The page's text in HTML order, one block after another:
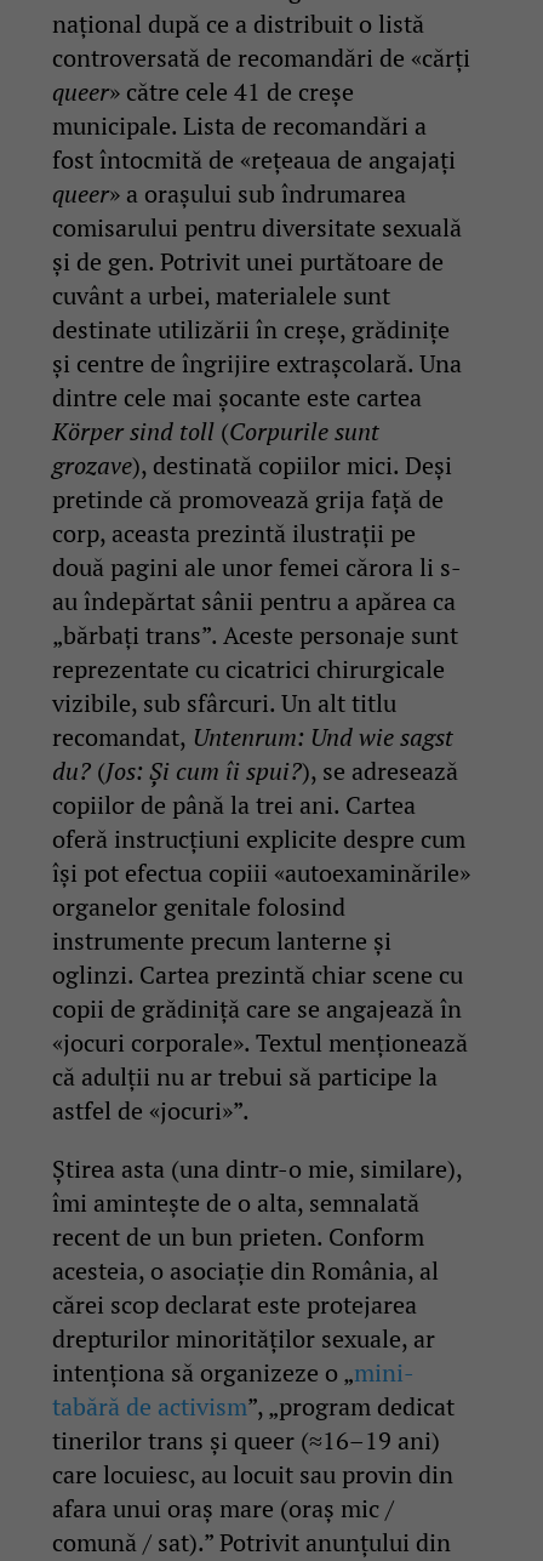
național după ce a distribuit o listă
controversată de recomandări de «cărți
queer» către cele 41 de creșe
municipale. Lista de recomandări a
fost întocmită de «rețeaua de angajați
queer» a orașului sub îndrumarea
comisarului pentru diversitate sexuală
și de gen. Potrivit unei purtătoare de
cuvânt a urbei, materialele sunt
destinate utilizării în creșe, grădinițe
și centre de îngrijire extrașcolară. Una
dintre cele mai șocante este cartea
Körper sind toll (Corpurile sunt
grozave), destinată copiilor mici. Deși
pretinde că promovează grija față de
corp, aceasta prezintă ilustrații pe
două pagini ale unor femei cărora li s-
au îndepărtat sânii pentru a apărea ca
„bărbați trans”. Aceste personaje sunt
reprezentate cu cicatrici chirurgicale
vizibile, sub sfârcuri. Un alt titlu
recomandat, Untenrum: Und wie sagst
du? (Jos: Și cum îi spui?), se adresează
copiilor de până la trei ani. Cartea
oferă instrucțiuni explicite despre cum
își pot efectua copiii «autoexaminările»
organelor genitale folosind
instrumente precum lanterne și
oglinzi. Cartea prezintă chiar scene cu
copii de grădiniță care se angajează în
«jocuri corporale». Textul menționează
că adulții nu ar trebui să participe la
astfel de «jocuri»”.
Știrea asta (una dintr-o mie, similare),
îmi amintește de o alta, semnalată
recent de un bun prieten. Conform
acesteia, o asociație din România, al
cărei scop declarat este protejarea
drepturilor minorităților sexuale, ar
intenționa să organizeze o „mini-
tabără de activism”, „program dedicat
tinerilor trans și queer (≈16–19 ani)
care locuiesc, au locuit sau provin din
afara unui oraș mare (oraș mic /
comună / sat).” Potrivit anunțului din